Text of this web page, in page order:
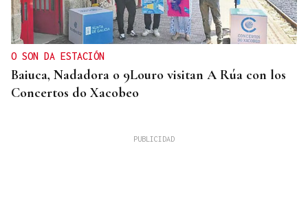
O SON DA ESTACIÓN
Baiuca, Nadadora o 9Louro visitan A Rúa con los
Concertos do Xacobeo